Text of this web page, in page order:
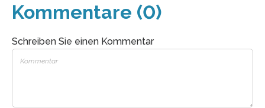
Kommentare (0)
Schreiben Sie einen Kommentar